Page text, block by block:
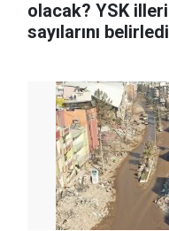
olacak? YSK illerin milletvekili
sayılarını belirledi